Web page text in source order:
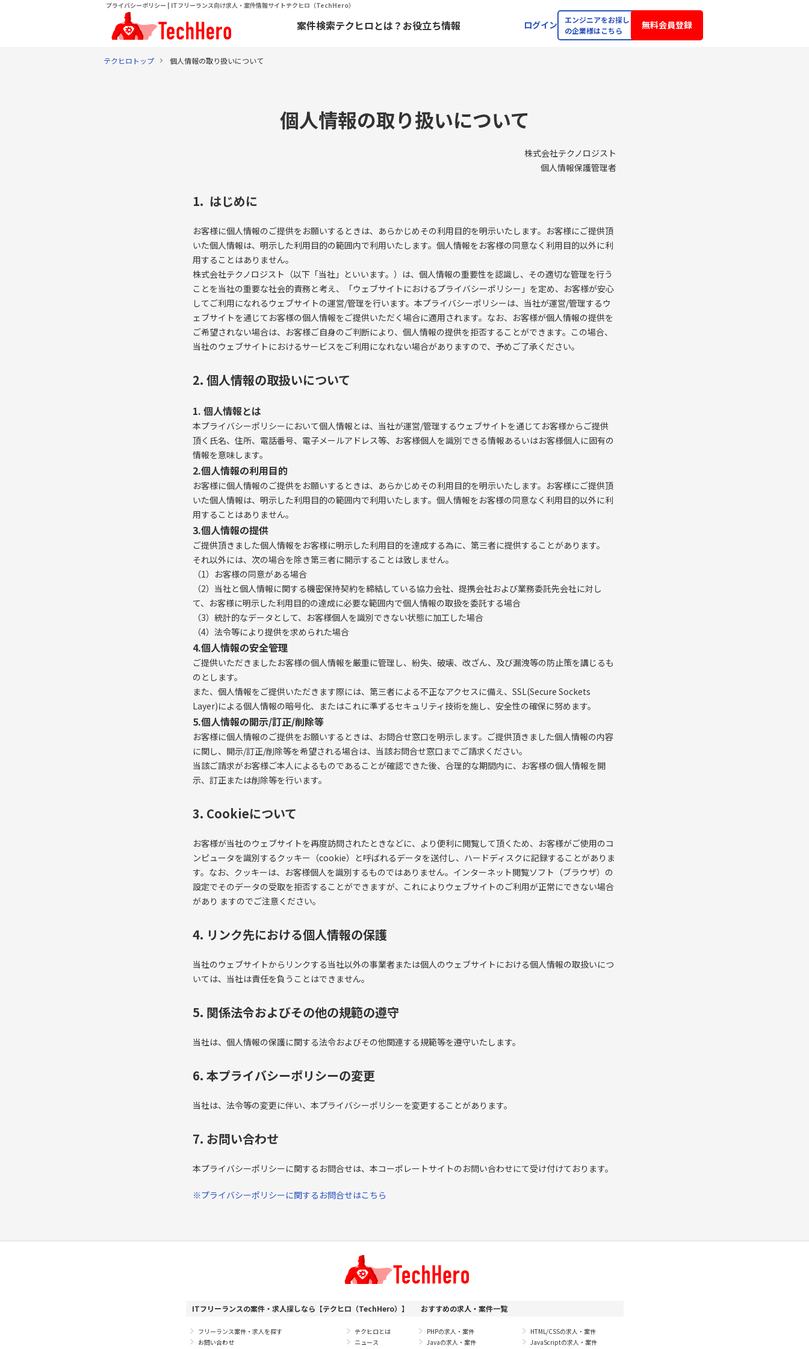
プライバシーポリシー | ITフリーランス向け求人・案件情報サイトテクヒロ（TechHero）
案件検索テクヒロとは？ お役立ち情報 ログイン
エンジニアをお探し
の企業様はこちら
無料会員登録
テクヒロトップ 個人情報の取り扱いについて
個人情報の取り扱いについて
株式会社テクノロジスト
個人情報保護管理者
1. はじめに
お客様に個人情報のご提供をお願いするときは、あらかじめその利用目的を明示いたします。お客様にご提供頂
いた個人情報は、明示した利用目的の範囲内で利用いたします。個人情報をお客様の同意なく利用目的以外に利
用することはありません。
株式会社テクノロジスト（以下「当社」といいます。）は、個人情報の重要性を認識し、その適切な管理を行う
ことを当社の重要な社会的責務と考え、「ウェブサイトにおけるプライバシーポリシー」を定め、お客様が安心
してご利用になれるウェブサイトの運営/管理を行います。本プライバシーポリシーは、当社が運営/管理するウ
ェブサイトを通じてお客様の個人情報をご提供いただく場合に適用されます。なお、お客様が個人情報の提供を
ご希望されない場合は、お客様ご自身のご判断により、個人情報の提供を拒否することができます。この場合、
当社のウェブサイトにおけるサービスをご利用になれない場合がありますので、予めご了承ください。
2. 個人情報の取扱いについて
1. 個人情報とは
本プライバシーポリシーにおいて個人情報とは、当社が運営/管理するウェブサイトを通じてお客様からご提供
頂く氏名、住所、電話番号、電子メールアドレス等、お客様個人を識別できる情報あるいはお客様個人に固有の
情報を意味します。
2.個人情報の利用目的
お客様に個人情報のご提供をお願いするときは、あらかじめその利用目的を明示いたします。お客様にご提供頂
いた個人情報は、明示した利用目的の範囲内で利用いたします。個人情報をお客様の同意なく利用目的以外に利
用することはありません。
3.個人情報の提供
ご提供頂きました個人情報をお客様に明示した利用目的を達成する為に、第三者に提供することがあります。
それ以外には、次の場合を除き第三者に開示することは致しません。
（1）お客様の同意がある場合
（2）当社と個人情報に関する機密保持契約を締結している協力会社、提携会社および業務委託先会社に対し
て、お客様に明示した利用目的の達成に必要な範囲内で個人情報の取扱を委託する場合
（3）統計的なデータとして、お客様個人を識別できない状態に加工した場合
（4）法令等により提供を求められた場合
4.個人情報の安全管理
ご提供いただきましたお客様の個人情報を厳重に管理し、紛失、破壊、改ざん、及び漏洩等の防止策を講じるも
のとします。
また、個人情報をご提供いただきます際には、第三者による不正なアクセスに備え、SSL(Secure Sockets
Layer)による個人情報の暗号化、またはこれに準ずるセキュリティ技術を施し、安全性の確保に努めます。
5.個人情報の開示/訂正/削除等
お客様に個人情報のご提供をお願いするときは、お問合せ窓口を明示します。ご提供頂きました個人情報の内容
に関し、開示/訂正/削除等を希望される場合は、当該お問合せ窓口までご請求ください。
当該ご請求がお客様ご本人によるものであることが確認できた後、合理的な期間内に、お客様の個人情報を開
示、訂正または削除等を行います。
3. Cookieについて
お客様が当社のウェブサイトを再度訪問されたときなどに、より便利に閲覧して頂くため、お客様がご使用のコ
ンピュータを識別するクッキー（cookie）と呼ばれるデータを送付し、ハードディスクに記録することがありま
す。なお、クッキーは、お客様個人を識別するものではありません。インターネット閲覧ソフト（ブラウザ）の
設定でそのデータの受取を拒否することができますが、これによりウェブサイトのご利用が正常にできない場合
があり ますのでご注意ください。
4. リンク先における個人情報の保護
当社のウェブサイトからリンクする当社以外の事業者または個人のウェブサイトにおける個人情報の取扱いにつ
いては、当社は責任を負うことはできません。
5. 関係法令およびその他の規範の遵守
当社は、個人情報の保護に関する法令およびその他関連する規範等を遵守いたします。
6. 本プライバシーポリシーの変更
当社は、法令等の変更に伴い、本プライバシーポリシーを変更することがあります。
7. お問い合わせ
本プライバシーポリシーに関するお問合せは、本コーポレートサイトのお問い合わせにて受け付けております。
※プライバシーポリシーに関するお問合せはこちら
ITフリーランスの案件・求人探しなら【テクヒロ（TechHero）】
フリーランス案件・求人を探す
お問い合わせ
テクヒロとは
ニュース
おすすめの求人・案件一覧
PHPの求人・案件
Javaの求人・案件
HTML/CSSの求人・案件
JavaScriptの求人・案件